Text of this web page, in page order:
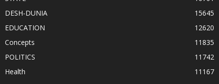
DESH-DUNIA
15645
EDUCATION
12620
Concepts
11835
POLITICS
11742
Health
11167